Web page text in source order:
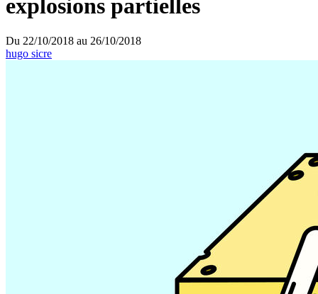
explosions partielles
Du 22/10/2018 au 26/10/2018
hugo sicre